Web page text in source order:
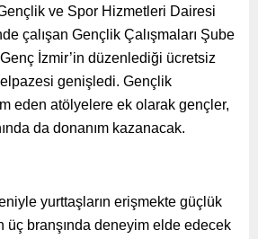
ve Spor Hizmetleri Dairesi
çalışan Gençlik Çalışmaları Şube
İzmir’in düzenlediği ücretsiz
genişledi. Gençlik
eden atölyelere ek olarak gençler,
da donanım kazanacak.
yurttaşların erişmekte güçlük
üç branşında deneyim elde edecek